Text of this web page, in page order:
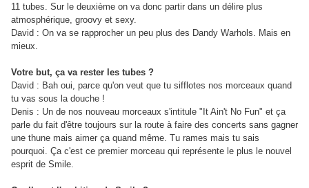
11 tubes. Sur le deuxième on va donc partir dans un délire plus
atmosphérique, groovy et sexy.
David : On va se rapprocher un peu plus des Dandy Warhols. Mais en
mieux.
Votre but, ça va rester les tubes ?
David : Bah oui, parce qu'on veut que tu sifflotes nos morceaux quand
tu vas sous la douche !
Denis : Un de nos nouveau morceaux s'intitule "It Ain't No Fun" et ça
parle du fait d'être toujours sur la route à faire des concerts sans gagner
une thune mais aimer ça quand même. Tu rames mais tu sais
pourquoi. Ça c'est ce premier morceau qui représente le plus le nouvel
esprit de Smile.